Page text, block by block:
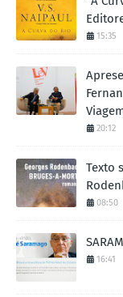
15:35
20:12
Texto
08:50
16:41